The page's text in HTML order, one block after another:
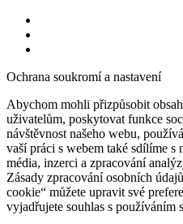
Ochrana soukromí a nastavení
Abychom mohli přizpůsobit
uživatelům, poskytovat funkce
návštěvnost našeho webu,
vaší práci s webem také sdílíme s
média, inzerci a zpracování
Zásady zpracování osobních
cookie“ můžete upravit své
vyjadřujete souhlas s používáním